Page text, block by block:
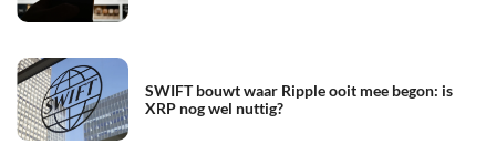
SWIFT bouwt waar Ripple ooit mee begon: is
XRP nog wel nuttig?